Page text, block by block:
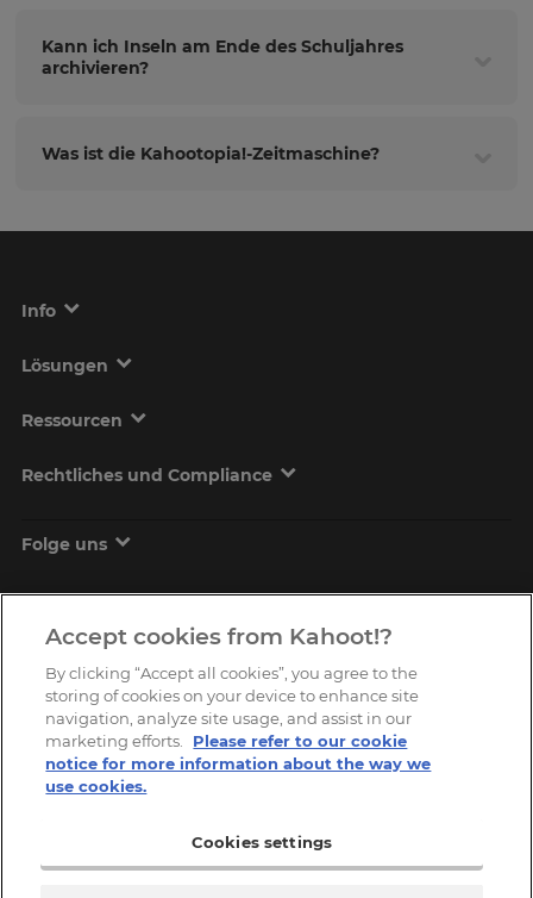
Kann ich Inseln am Ende des Schuljahres
archivieren?
Was ist die Kahootopia!-Zeitmaschine?
Info
Lösungen
Ressourcen
Rechtliches und Compliance
Folge uns
Copyright © 2026, Kahoot! All Rights Reserved.
Accept cookies from Kahoot!?
By clicking “Accept all cookies”, you agree to the
storing of cookies on your device to enhance site
navigation, analyze site usage, and assist in our
marketing efforts.
Please refer to our cookie
notice for more information about the way we
use cookies.
Cookies settings